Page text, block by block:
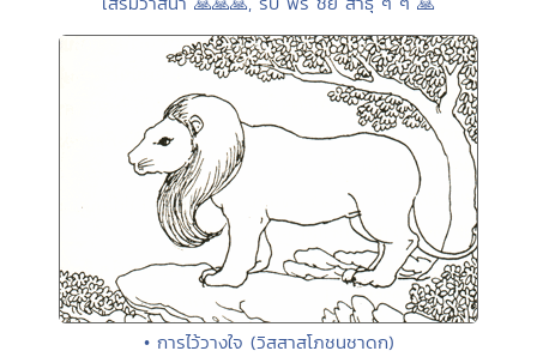
• การไว้วางใจ (วิสสาสโภชนชาดก)